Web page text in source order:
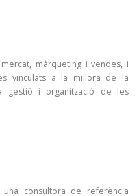
màrqueting i vendes, i
vinculats a la millora de la
gestió i organització de les
consultora de referència